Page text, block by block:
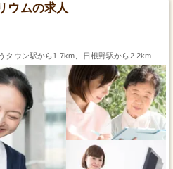
ウムの求人
タウン駅から1.7km、日根野駅から2.2km